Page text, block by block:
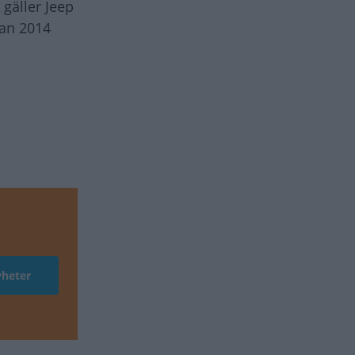
Jeep
2014